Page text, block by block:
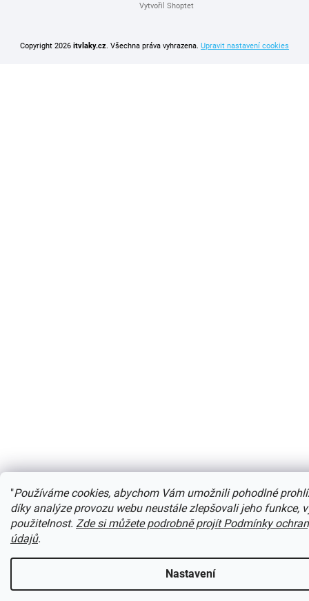
"Používáme cookies, abychom Vám umožnili pohodlné
díky analýze provozu webu neustále zlepšovali jeho funkce,
použitelnost. Zde si můžete podrobně projít Podmínky
údajů.
Nastavení
Vytvořil Shoptet
Copyright 2026 itvlaky.cz . Všechna práva vyhrazena. Upravit nastavení cookies